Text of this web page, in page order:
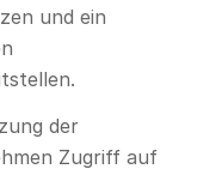
und ein
der
Zugriff auf